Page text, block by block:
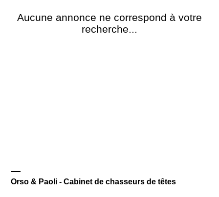
Aucune annonce ne correspond à votre
recherche...
Orso & Paoli - Cabinet de chasseurs de têtes